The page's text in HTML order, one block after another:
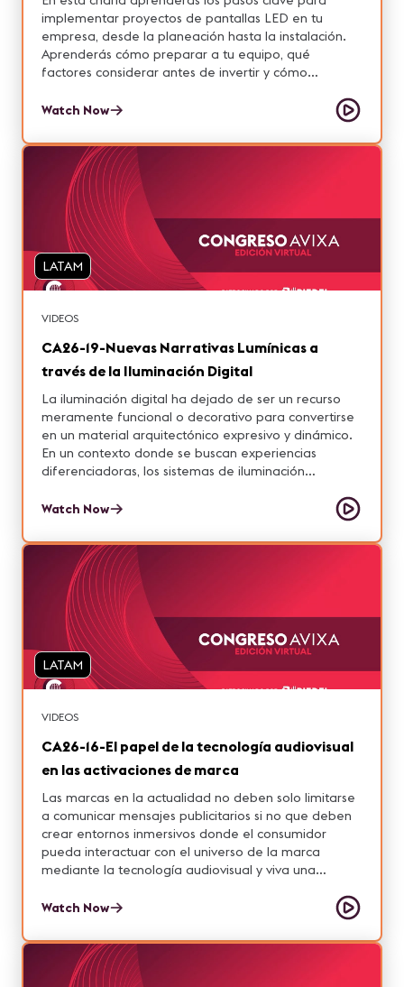
implementar proyectos de pantallas LED en tu
empresa, desde la planeación hasta la instalación.
Aprenderás cómo preparar a tu equipo, qué
factores considerar antes de invertir y cómo
negocio en la nueva era digital.
Watch Now
LATAM
VIDEOS
CA26-19-Nuevas Narrativas Lumínicas a
través de la Iluminación Digital
La iluminación digital ha dejado de ser un recurso
meramente funcional o decorativo para convertirse
en un material arquitectónico expresivo y dinámico.
En un contexto donde se buscan experiencias
diferenciadoras, los sistemas de iluminación
retroiluminadas y los contenidos visuales dinámicos o
reinterpretar techos, marquesinas y fachadas como
pieles activas, sensibles y envolventes. En esta sesión
se presentarán ejemplos de tecnologías para
diseñar ambientes que comunican, cambian en
tiempo real y refuerzan la identidad del espacio.
Desde entornos retail, oficinas, restaurantes y
hoteles hasta grandes eventos y espacios públicos.
La iluminación digital se consolida como un lenguaje
arquitectónico que une tecnología, sostenibilidad y
2026
Watch Now
LATAM
VIDEOS
CA26-16-El papel de la tecnología audiovisual
en las activaciones de marca
Las marcas en la actualidad no deben solo limitarse
a comunicar mensajes publicitarios si no que deben
crear entornos inmersivos donde el consumidor
pueda interactuar con el universo de la marca
mediante la tecnología audiovisual y viva una
interactivas, espacios sensoriales, pantallas LED
monumentales, realidad aumentada y proyección
mapping permiten a las marcas crear experiencias
memorables y con alto poder de viralidad en redes
sociales. En esta sesión hablaremos de como las
Watch Now